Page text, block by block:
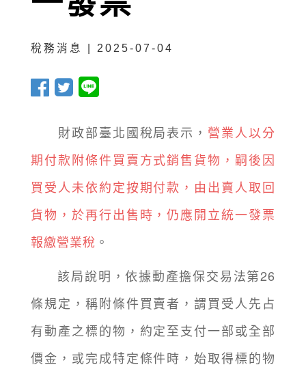
稅務消息 | 2025-07-04
財政部臺北國稅局表示， 營業人以分
期付款附條件買賣方式銷售貨物，嗣後因
買受人未依約定按期付款，由出賣人取回
貨物，於再行出售時，仍應開立統一發票
報繳營業稅 。
該局說明，依據動產擔保交易法第26
條規定，稱附條件買賣者，謂買受人先占
有動產之標的物，約定至支付一部或全部
價金，或完成特定條件時，始取得標的物